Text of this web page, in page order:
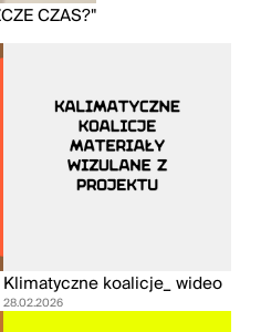
CZAS?"
Klimatyczne koalicje_ wideo
28.02.2026